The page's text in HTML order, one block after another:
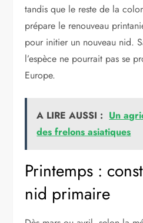
tandis que le reste de la
prépare le renouveau
pour initier un nouveau nid.
l’espèce ne pourrait pas se
Europe.
A LIRE AUSSI : Un
des frelons asiatiques
Printemps :
nid primaire